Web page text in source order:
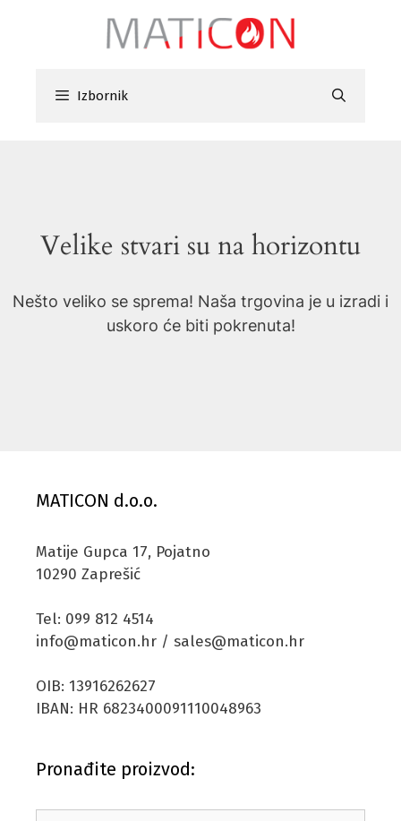
Izbornik
Velike stvari su na horizontu
Nešto veliko se sprema! Naša trgovina je u izradi i
uskoro će biti pokrenuta!
MATICON d.o.o.
Matije Gupca 17, Pojatno
10290 Zaprešić
Tel: 099 812 4514
info@maticon.hr / sales@maticon.hr
OIB: 13916262627
IBAN: HR 6823400091110048963
Pronađite proizvod: